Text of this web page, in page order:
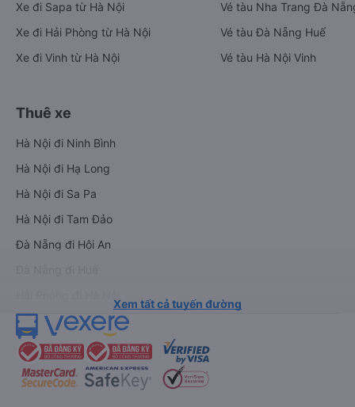
Xe đi Sapa từ Hà Nội
Xe đi Hải Phòng từ Hà Nội
Xe đi Vinh từ Hà Nội
Vé tàu Nha Trang Đà
Vé tàu Đà Nẵng Huế
Vé tàu Hà Nội Vinh
Thuê xe
Hà Nội đi Ninh Bình
Hà Nội đi Hạ Long
Hà Nội đi Sa Pa
Hà Nội đi Tam Đảo
Đà Nẵng đi Hội An
Xem tất cả tuyến đường